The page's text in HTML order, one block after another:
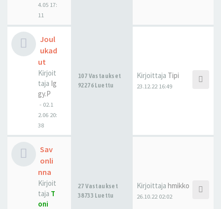
4.05 17:
11
Joul
ukad
ut
Kirjoit
taja Ig
gy.P
- 02.1
2.06 20:
38
107 Vastaukset
92276 Luettu
Kirjoittaja Tipi
23.12.22 16:49
Sav
onli
nna
Kirjoit
taja T
oni
27 Vastaukset
38733 Luettu
Kirjoittaja hmikko
26.10.22 02:02